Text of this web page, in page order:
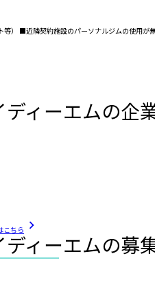
） ■近隣契約施設のパーソナルジムの使用が
ィーエムの企
こちら
ィーエムの募